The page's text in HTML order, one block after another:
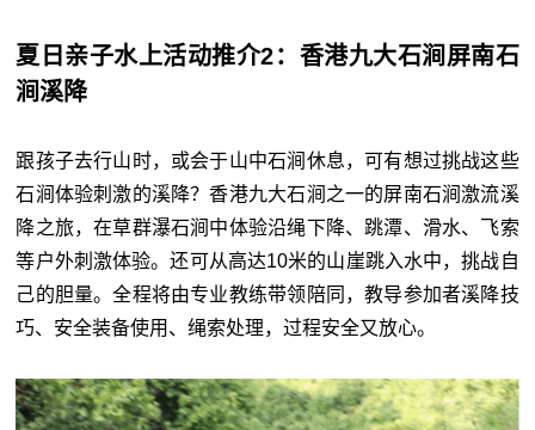
夏日亲子水上活动推介2：香港九大石涧屏南石
涧溪降
跟孩子去行山时，或会于山中石涧休息，可有想过挑战这些
石涧体验刺激的溪降？香港九大石涧之一的屏南石涧激流溪
降之旅，在草群瀑石涧中体验沿绳下降、跳潭、滑水、飞索
等户外刺激体验。还可从高达10米的山崖跳入水中，挑战自
己的胆量。全程将由专业教练带领陪同，教导参加者溪降技
巧、安全装备使用、绳索处理，过程安全又放心。